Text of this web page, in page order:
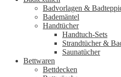
Badvorlagen &
Bademäntel
Handtücher
Handtuch-Sets
Strandtücher &
Saunatücher
Bettwaren
Bettdecken